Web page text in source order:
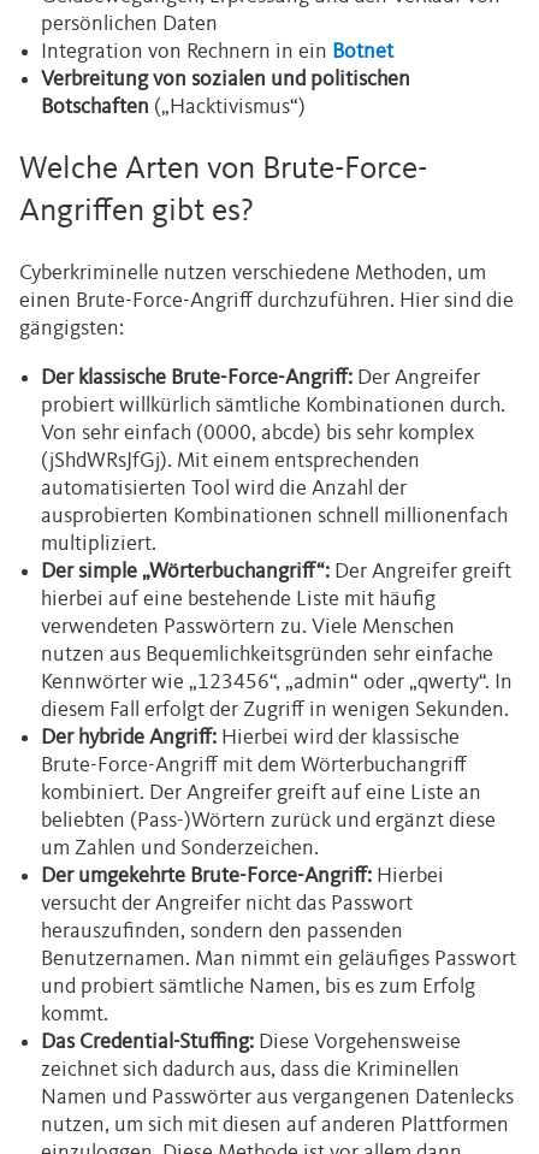
persönlichen Daten
Integration von Rechnern in ein Botnet
Verbreitung von sozialen und politischen
Botschaften („Hacktivismus“)
Welche Arten von Brute-Force-
Angriffen gibt es?
Cyberkriminelle nutzen verschiedene Methoden, um
einen Brute-Force-Angriff durchzuführen. Hier sind die
gängigsten:
Der klassische Brute-Force-Angriff: Der Angreifer
probiert willkürlich sämtliche Kombinationen durch.
Von sehr einfach (0000, abcde) bis sehr komplex
(jShdWRsJfGj). Mit einem entsprechenden
automatisierten Tool wird die Anzahl der
ausprobierten Kombinationen schnell millionenfach
multipliziert.
Der simple „Wörterbuchangriff“: Der Angreifer greift
hierbei auf eine bestehende Liste mit häufig
verwendeten Passwörtern zu. Viele Menschen
nutzen aus Bequemlichkeitsgründen sehr einfache
Kennwörter wie „123456“, „admin“ oder „qwerty“. In
diesem Fall erfolgt der Zugriff in wenigen Sekunden.
Der hybride Angriff: Hierbei wird der klassische
Brute-Force-Angriff mit dem Wörterbuchangriff
kombiniert. Der Angreifer greift auf eine Liste an
beliebten (Pass-)Wörtern zurück und ergänzt diese
um Zahlen und Sonderzeichen.
Der umgekehrte Brute-Force-Angriff: Hierbei
versucht der Angreifer nicht das Passwort
herauszufinden, sondern den passenden
Benutzernamen. Man nimmt ein geläufiges Passwort
und probiert sämtliche Namen, bis es zum Erfolg
kommt.
Das Credential-Stuffing: Diese Vorgehensweise
zeichnet sich dadurch aus, dass die Kriminellen
Namen und Passwörter aus vergangenen Datenlecks
nutzen, um sich mit diesen auf anderen Plattformen